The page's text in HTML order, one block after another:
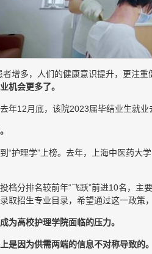
增多，人们的健康意识提升，更注
机会更多了。
年12月底，该院2023届毕结业生就
“护理学”上榜。去年，上海中医药
档分排名较前年“飞跃”前进10名，
招生专业目录，希望通过这一政策，
为高校护理学院面临的压力。
是因为供需两端的信息不对称导致的。